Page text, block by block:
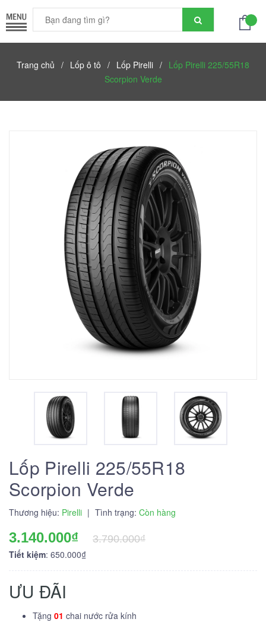
Trang chủ / Lốp ô tô / Lốp Pirelli / Lốp Pirelli 225/55R18
Scorpion Verde
Lốp Pirelli 225/55R18
Scorpion Verde
Thương hiệu: Pirelli | Tình trạng: Còn hàng
3.140.000₫
3.790.000₫
Tiết kiệm: 650.000₫
ƯU ĐÃI
Tặng 01 chai nước rửa kính